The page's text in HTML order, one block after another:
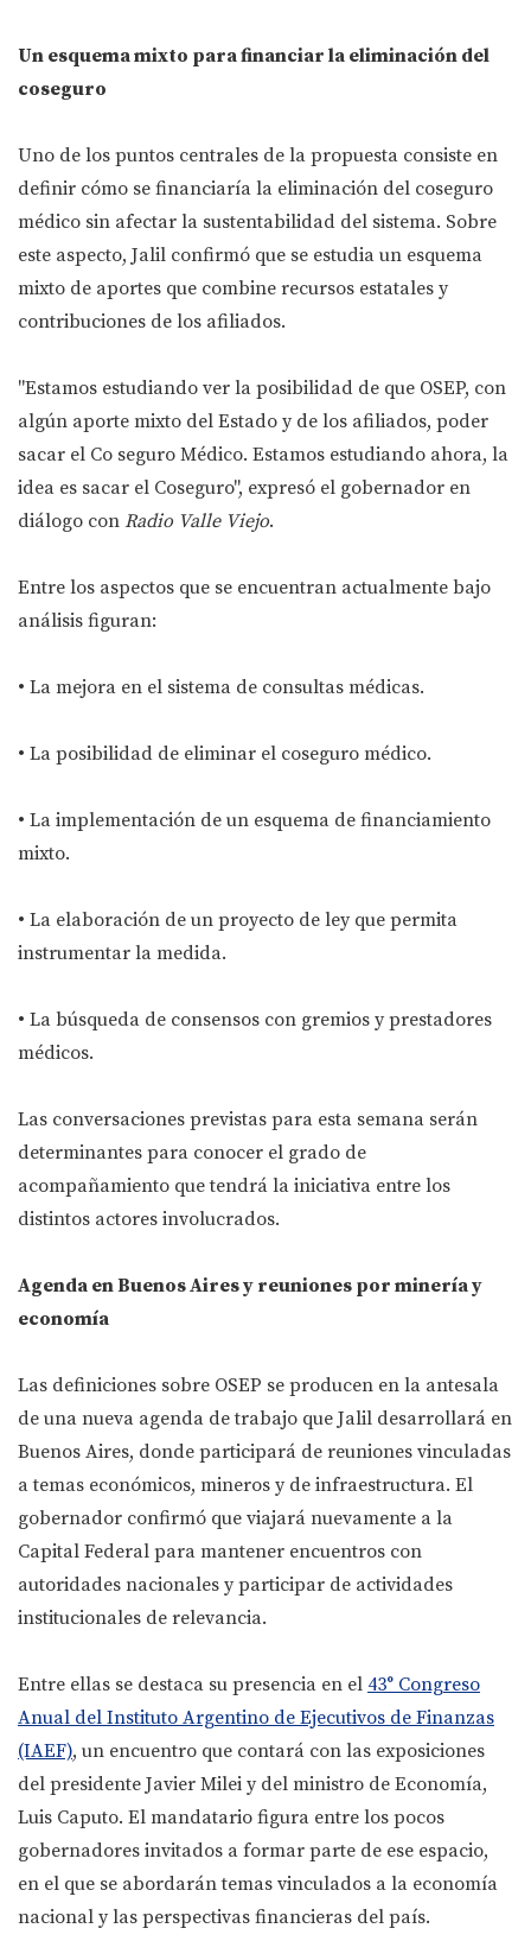
Un esquema mixto para financiar la eliminación del
coseguro
Uno de los puntos centrales de la propuesta consiste en
definir cómo se financiaría la eliminación del coseguro
médico sin afectar la sustentabilidad del sistema. Sobre
este aspecto, Jalil confirmó que se estudia un esquema
mixto de aportes que combine recursos estatales y
contribuciones de los afiliados.
"Estamos estudiando ver la posibilidad de que OSEP, con
algún aporte mixto del Estado y de los afiliados, poder
sacar el Co seguro Médico. Estamos estudiando ahora, la
idea es sacar el Coseguro", expresó el gobernador en
diálogo con Radio Valle Viejo.
Entre los aspectos que se encuentran actualmente bajo
análisis figuran:
• La mejora en el sistema de consultas médicas.
• La posibilidad de eliminar el coseguro médico.
• La implementación de un esquema de financiamiento
mixto.
• La elaboración de un proyecto de ley que permita
instrumentar la medida.
• La búsqueda de consensos con gremios y prestadores
médicos.
Las conversaciones previstas para esta semana serán
determinantes para conocer el grado de
acompañamiento que tendrá la iniciativa entre los
distintos actores involucrados.
Agenda en Buenos Aires y reuniones por minería y
economía
Las definiciones sobre OSEP se producen en la antesala
de una nueva agenda de trabajo que Jalil desarrollará en
Buenos Aires, donde participará de reuniones vinculadas
a temas económicos, mineros y de infraestructura. El
gobernador confirmó que viajará nuevamente a la
Capital Federal para mantener encuentros con
autoridades nacionales y participar de actividades
institucionales de relevancia.
Entre ellas se destaca su presencia en el 43° Congreso
Anual del Instituto Argentino de Ejecutivos de Finanzas
(IAEF), un encuentro que contará con las exposiciones
del presidente Javier Milei y del ministro de Economía,
Luis Caputo. El mandatario figura entre los pocos
gobernadores invitados a formar parte de ese espacio,
en el que se abordarán temas vinculados a la economía
nacional y las perspectivas financieras del país.